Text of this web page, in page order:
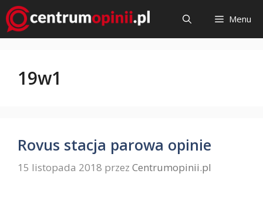
Przejdź
do
treści
Menu
19w1
Rovus stacja parowa opinie
15 listopada 2018 przez Centrumopinii.pl